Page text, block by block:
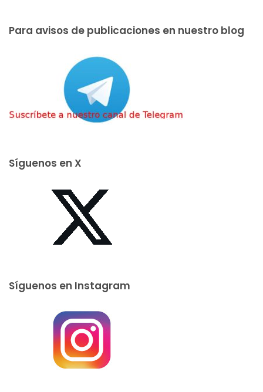
Para avisos de publicaciones en nuestro blog
Síguenos en X
Síguenos en Instagram